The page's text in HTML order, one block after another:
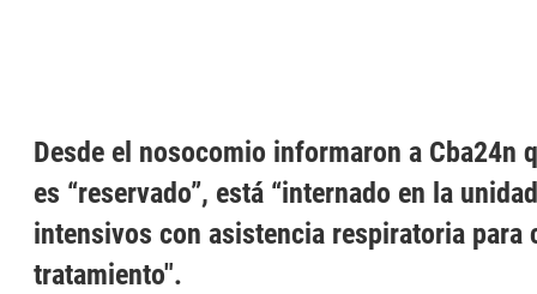
Desde el nosocomio informaron a Cba24n
es “reservado”, está “internado en la
intensivos con asistencia respiratoria para
tratamiento".